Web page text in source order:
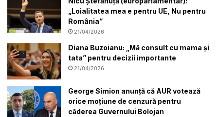
„Loialitatea mea e pentru UE, Nu pentru
România”
21/04/2026
Diana Buzoianu: „Mă consult cu mama și
tata” pentru decizii importante
21/04/2026
George Simion anunță că AUR votează
orice moțiune de cenzură pentru
căderea Guvernului Bolojan